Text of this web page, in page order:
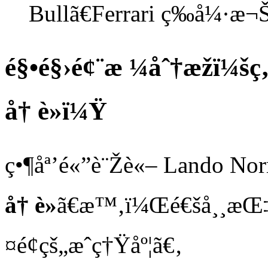
Bullã€Ferrari
é§•é§›é¢¨æ
å† è»ï¼Ÿ
ç•¶åª’é«”è¨Žè«– Lando
å† è»
¤é¢çš„æˆç†Ÿåº¦ã€‚